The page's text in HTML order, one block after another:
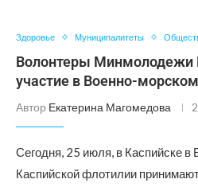
Здоровье Муниципалитеты
Волонтеры
участие в Военно-
Автор Екатерина Магомедова
Сегодня, 25 июля, в Каспийске
Каспийской флотилии